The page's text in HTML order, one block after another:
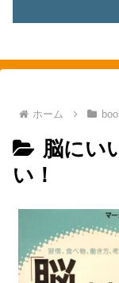
ホーム
脳にい
い！